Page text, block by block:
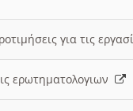
για τις
ερωτηματολογιων